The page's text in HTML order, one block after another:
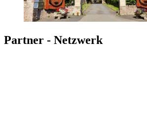
Partner - Netzwerk